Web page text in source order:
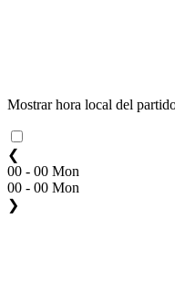
Mostrar hora local del
❮
00 - 00 Mon
00 - 00 Mon
❯